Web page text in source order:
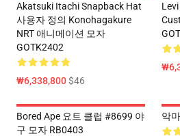
Akatsuki Itachi Snapback Hat
사용자 정의 Konohagakure
NRT 애니메이션 모자
GOTK2402
₩6,338,800$46
Bored Ape 요트 클럽 #8699 야
구 모자 RB0403
악